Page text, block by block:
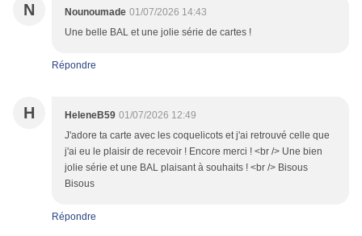
N Nounoumade 01/07/2026 14:43
Une belle BAL et une jolie série de cartes !
Répondre
H HeleneB59 01/07/2026 12:49
J'adore ta carte avec les coquelicots et j'ai retrouvé celle que
j'ai eu le plaisir de recevoir ! Encore merci ! <br /> Une bien
jolie série et une BAL plaisant à souhaits ! <br /> Bisous
Bisous
Répondre